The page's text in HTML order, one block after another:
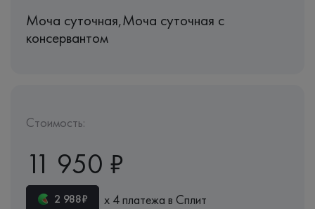
Моча суточная,Моча суточная с
консервантом
Стоимость:
11 950 ₽
2 988₽ х 4 платежа в Сплит